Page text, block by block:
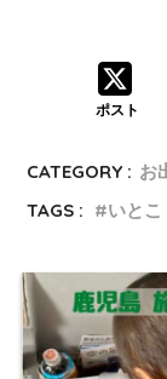
ポスト
CATEGORY : お
TAGS :
いとこ